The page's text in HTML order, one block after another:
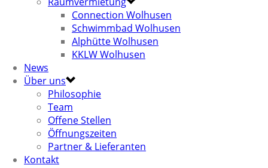
Connection Wolhusen
Schwimmbad Wolhusen
Alphütte Wolhusen
KKLW Wolhusen
News
Über uns
Philosophie
Team
Offene Stellen
Öffnungszeiten
Partner & Lieferanten
Kontakt